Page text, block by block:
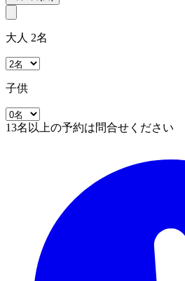
大人 2名
子供
13名以上の予約は問合せください